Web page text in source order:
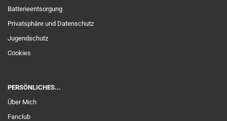
Batterieentsorgung
Privatsphäre und Datenschutz
Jugendschutz
Cookies
PERSÖNLICHES...
Über Mich
Fanclub